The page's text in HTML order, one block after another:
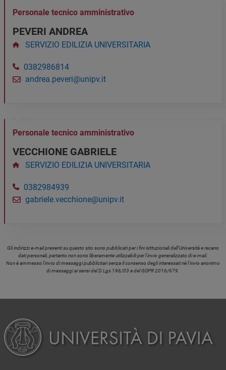
Personale tecnico amministrativo
PEVERI ANDREA
SERVIZIO EDILIZIA UNIVERSITARIA
0382986814
andrea.peveri@unipv.it
Personale tecnico amministrativo
VECCHIONE GABRIELE
SERVIZIO EDILIZIA UNIVERSITARIA
0382984939
gabriele.vecchione@unipv.it
Gli indirizzi e-mail presenti su questo sito sono pubblicati per i fini istituzionali dell'Università e recano
dati personali, pertanto non sono liberamente utilizzabili per l'invio generalizzato di e-mail.
Non è ammesso l'invio di messaggi pubblicitari senza il consenso degli interessati nè l'invio anonimo
di messaggi ai sensi del D.Lgs 196/03 e del GDPR 2016/679.